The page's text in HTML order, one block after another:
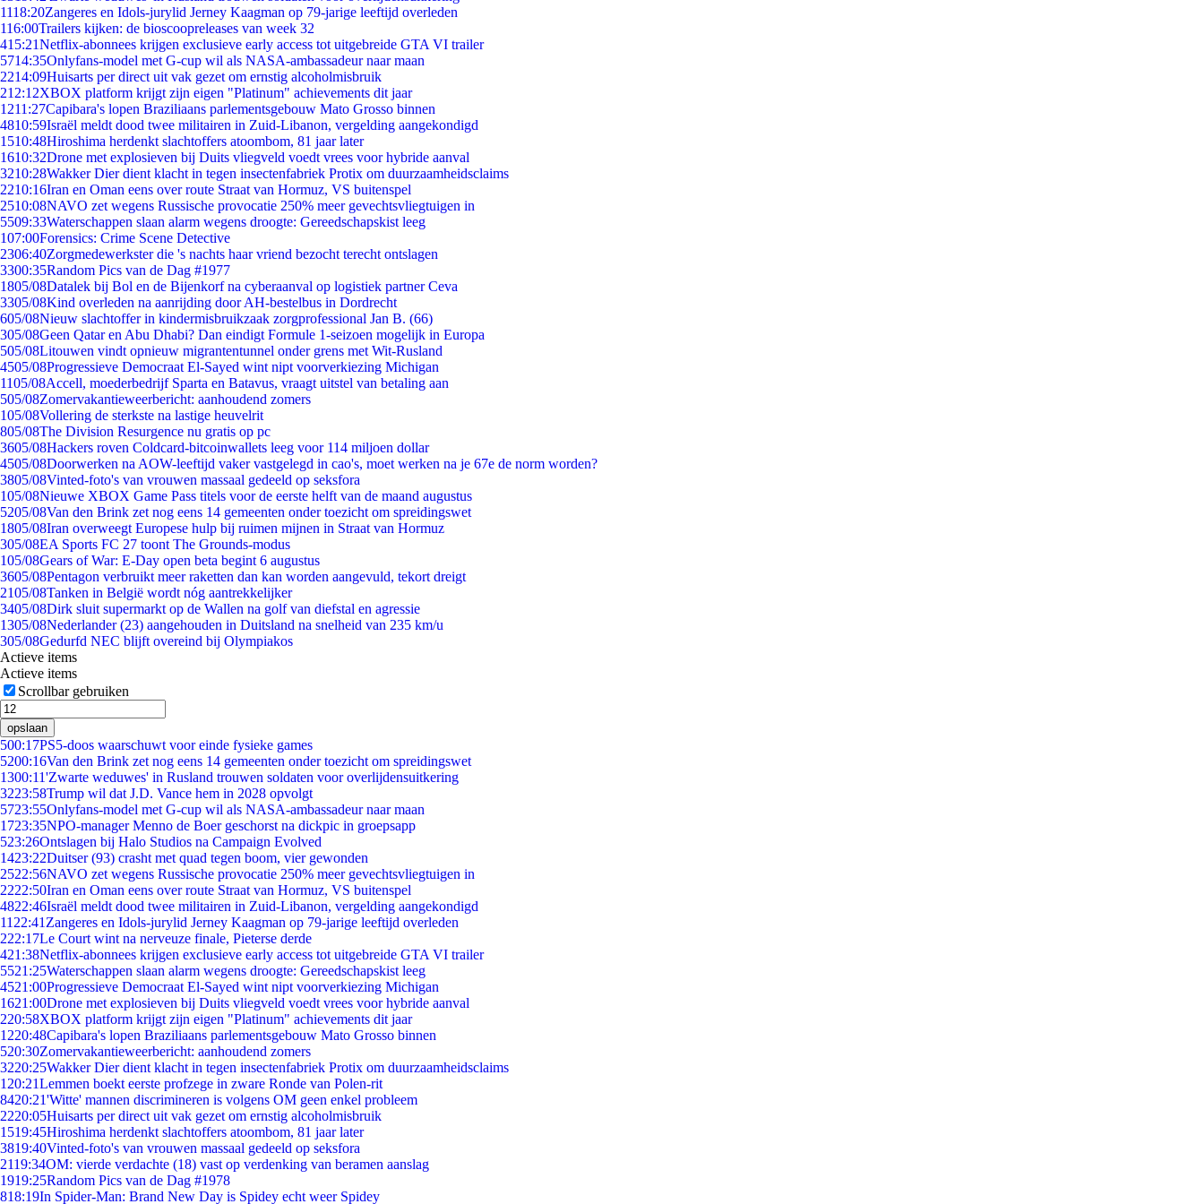
1118:20Zangeres en Idols-jurylid Jerney Kaagman op 79-jarige leeftijd overleden
116:00Trailers kijken: de bioscoopreleases van week 32
415:21Netflix-abonnees krijgen exclusieve early access tot uitgebreide GTA VI trailer
5714:35Onlyfans-model met G-cup wil als NASA-ambassadeur naar maan
2214:09Huisarts per direct uit vak gezet om ernstig alcoholmisbruik
212:12XBOX platform krijgt zijn eigen "Platinum" achievements dit jaar
1211:27Capibara's lopen Braziliaans parlementsgebouw Mato Grosso binnen
4810:59Israël meldt dood twee militairen in Zuid-Libanon, vergelding aangekondigd
1510:48Hiroshima herdenkt slachtoffers atoombom, 81 jaar later
1610:32Drone met explosieven bij Duits vliegveld voedt vrees voor hybride aanval
3210:28Wakker Dier dient klacht in tegen insectenfabriek Protix om duurzaamheidsclaims
2210:16Iran en Oman eens over route Straat van Hormuz, VS buitenspel
2510:08NAVO zet wegens Russische provocatie 250% meer gevechtsvliegtuigen in
5509:33Waterschappen slaan alarm wegens droogte: Gereedschapskist leeg
107:00Forensics: Crime Scene Detective
2306:40Zorgmedewerkster die 's nachts haar vriend bezocht terecht ontslagen
3300:35Random Pics van de Dag #1977
1805/08Datalek bij Bol en de Bijenkorf na cyberaanval op logistiek partner Ceva
3305/08Kind overleden na aanrijding door AH-bestelbus in Dordrecht
605/08Nieuw slachtoffer in kindermisbruikzaak zorgprofessional Jan B. (66)
305/08Geen Qatar en Abu Dhabi? Dan eindigt Formule 1-seizoen mogelijk in Europa
505/08Litouwen vindt opnieuw migrantentunnel onder grens met Wit-Rusland
4505/08Progressieve Democraat El-Sayed wint nipt voorverkiezing Michigan
1105/08Accell, moederbedrijf Sparta en Batavus, vraagt uitstel van betaling aan
505/08Zomervakantieweerbericht: aanhoudend zomers
105/08Vollering de sterkste na lastige heuvelrit
805/08The Division Resurgence nu gratis op pc
3605/08Hackers roven Coldcard-bitcoinwallets leeg voor 114 miljoen dollar
4505/08Doorwerken na AOW-leeftijd vaker vastgelegd in cao's, moet werken na je 67e de norm worden?
3805/08Vinted-foto's van vrouwen massaal gedeeld op seksfora
105/08Nieuwe XBOX Game Pass titels voor de eerste helft van de maand augustus
5205/08Van den Brink zet nog eens 14 gemeenten onder toezicht om spreidingswet
1805/08Iran overweegt Europese hulp bij ruimen mijnen in Straat van Hormuz
305/08EA Sports FC 27 toont The Grounds-modus
105/08Gears of War: E-Day open beta begint 6 augustus
3605/08Pentagon verbruikt meer raketten dan kan worden aangevuld, tekort dreigt
2105/08Tanken in België wordt nóg aantrekkelijker
3405/08Dirk sluit supermarkt op de Wallen na golf van diefstal en agressie
1305/08Nederlander (23) aangehouden in Duitsland na snelheid van 235 km/u
305/08Gedurfd NEC blijft overeind bij Olympiakos
Actieve items
Actieve items
Scrollbar gebruiken
opslaan
500:17PS5-doos waarschuwt voor einde fysieke games
5200:16Van den Brink zet nog eens 14 gemeenten onder toezicht om spreidingswet
1300:11'Zwarte weduwes' in Rusland trouwen soldaten voor overlijdensuitkering
3223:58Trump wil dat J.D. Vance hem in 2028 opvolgt
5723:55Onlyfans-model met G-cup wil als NASA-ambassadeur naar maan
1723:35NPO-manager Menno de Boer geschorst na dickpic in groepsapp
523:26Ontslagen bij Halo Studios na Campaign Evolved
1423:22Duitser (93) crasht met quad tegen boom, vier gewonden
2522:56NAVO zet wegens Russische provocatie 250% meer gevechtsvliegtuigen in
2222:50Iran en Oman eens over route Straat van Hormuz, VS buitenspel
4822:46Israël meldt dood twee militairen in Zuid-Libanon, vergelding aangekondigd
11 22:41 Zangeres en Idols-jurylid Jerney Kaagman op 79-jarige leeftijd overleden
222:17Le Court wint na nerveuze finale, Pieterse derde
421:38Netflix-abonnees krijgen exclusieve early access tot uitgebreide GTA VI trailer
5521:25Waterschappen slaan alarm wegens droogte: Gereedschapskist leeg
4521:00Progressieve Democraat El-Sayed wint nipt voorverkiezing Michigan
1621:00Drone met explosieven bij Duits vliegveld voedt vrees voor hybride aanval
220:58XBOX platform krijgt zijn eigen "Platinum" achievements dit jaar
1220:48Capibara's lopen Braziliaans parlementsgebouw Mato Grosso binnen
520:30Zomervakantieweerbericht: aanhoudend zomers
3220:25Wakker Dier dient klacht in tegen insectenfabriek Protix om duurzaamheidsclaims
1 20:21Lemmen boekt eerste profzege in zware Ronde van Polen-rit
8420:21'Witte' mannen discrimineren is volgens OM geen enkel probleem
2220:05Huisarts per direct uit vak gezet om ernstig alcoholmisbruik
1519:45Hiroshima herdenkt slachtoffers atoombom, 81 jaar later
3819:40Vinted-foto's van vrouwen massaal gedeeld op seksfora
2119:34OM: vierde verdachte (18) vast op verdenking van beramen aanslag
1919:25Random Pics van de Dag #1978
818:19In Spider-Man: Brand New Day is Spidey echt weer Spidey